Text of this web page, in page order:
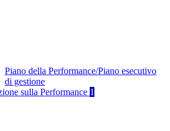
Piano della Performance/Piano esecutivo
di gestione
sulla Performance 1